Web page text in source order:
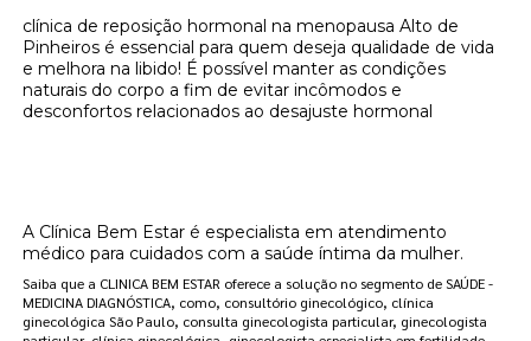
clínica de reposição hormonal na menopausa Alto de
Pinheiros é essencial para quem deseja qualidade de vida
e melhora na libido! É possível manter as condições
naturais do corpo a fim de evitar incômodos e
desconfortos relacionados ao desajuste hormonal
A Clínica Bem Estar é especialista em atendimento
médico para cuidados com a saúde íntima da mulher.
Saiba que a CLINICA BEM ESTAR oferece a solução no segmento de SAÚDE -
MEDICINA DIAGNÓSTICA, como, consultório ginecológico, clínica
ginecológica São Paulo, consulta ginecologista particular, ginecologista